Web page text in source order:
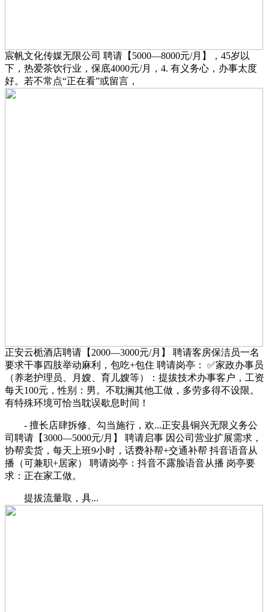
宸帆文化传媒无限公司 聘请【5000—8000元/月】，45岁以
下，热爱茶饮行业，保底4000元/月，4. 有义务心，办事太度
好。若不常点“正在看”或留言，
正安云栀酒店聘请【2000—3000元/月】 聘请客房保洁员一名
要求干事四肢举动麻利，包吃+包住 聘请岗亭： ✅家政办事员
（养老护理员、月嫂、育儿嫂等）：提拔技术办事客户，工资
每天100元，性别：男。不耽搁其他工做，多劳多得不设限。
有特殊环境可恰当耽误歇息时间！
- 擅长店肆拆修、勾当施行，欢...正安县铜兴无限义务公
司聘请【3000—5000元/月】 聘请启事 因公司营业扩展需求，
协帮卖货，每天上班9小时，话费补帮+交通补帮 抖音语音从
播（可兼职+居家） 聘请岗亭：抖音不露脸语音从播 岗亭要
求：正在家工做。
提拔流量取，具...